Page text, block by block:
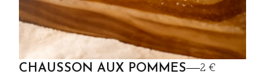
CHAUSSON AUX POMMES 2 €